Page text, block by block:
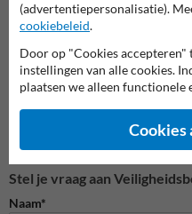
Stel je vraag aan
Naam*
(advertentiepersonalisatie).
cookiebeleid.
Door op "Cookies accepteren"
instellingen van alle cookies.
plaatsen we alleen functionele
Cookies